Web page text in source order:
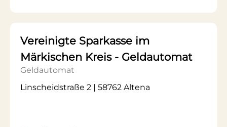
Vereinigte Sparkasse im
Märkischen Kreis - Geldautomat
Geldautomat
Linscheidstraße 2 | 58762 Altena